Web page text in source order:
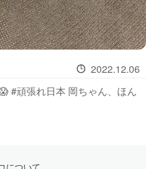
2022.12.06
#頑張れ日本 岡ちゃん、ほん